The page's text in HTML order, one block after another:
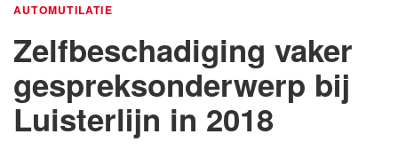
AUTOMUTILATIE
Zelfbeschadiging vaker
gespreksonderwerp bij
Luisterlijn in 2018